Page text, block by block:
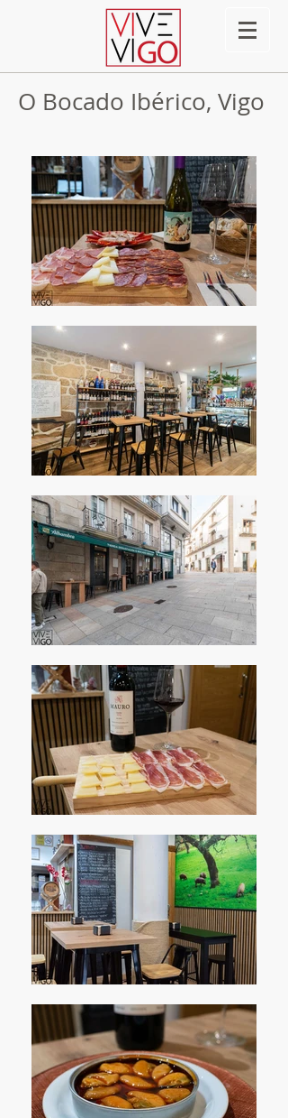
O Bocado Ibérico, Vigo